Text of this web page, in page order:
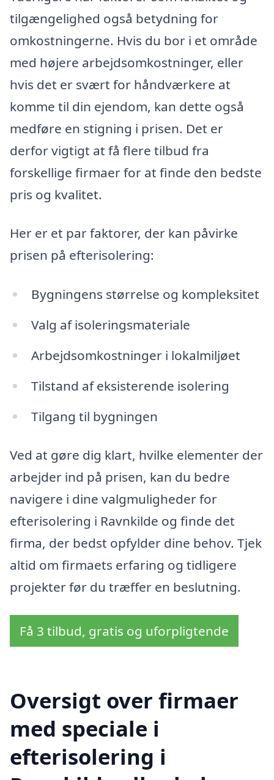
tilgængelighed også betydning for
omkostningerne. Hvis du bor i et område
med højere arbejdsomkostninger, eller
hvis det er svært for håndværkere at
komme til din ejendom, kan dette også
medføre en stigning i prisen. Det er
derfor vigtigt at få flere tilbud fra
forskellige firmaer for at finde den bedste
pris og kvalitet.
Her er et par faktorer, der kan påvirke
prisen på efterisolering:
Bygningens størrelse og kompleksitet
Valg af isoleringsmateriale
Arbejdsomkostninger i lokalmiljøet
Tilstand af eksisterende isolering
Tilgang til bygningen
Ved at gøre dig klart, hvilke elementer der
arbejder ind på prisen, kan du bedre
navigere i dine valgmuligheder for
efterisolering i Ravnkilde og finde det
firma, der bedst opfylder dine behov. Tjek
altid om firmaets erfaring og tidligere
projekter før du træffer en beslutning.
Få 3 tilbud, gratis og uforpligtende
Oversigt over firmaer
med speciale i
efterisolering i